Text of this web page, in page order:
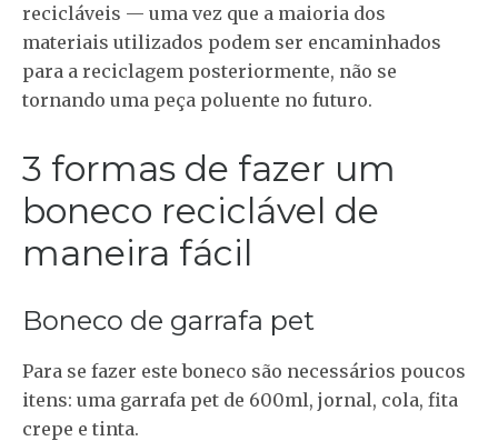
recicláveis — uma vez que a maioria dos
materiais utilizados podem ser encaminhados
para a reciclagem posteriormente, não se
tornando uma peça poluente no futuro.
3 formas de fazer um
boneco reciclável de
maneira fácil
Boneco de garrafa pet
Para se fazer este boneco são necessários poucos
itens: uma garrafa pet de 600ml, jornal, cola, fita
crepe e tinta.